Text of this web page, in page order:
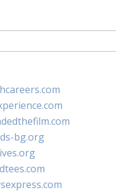
bg.org